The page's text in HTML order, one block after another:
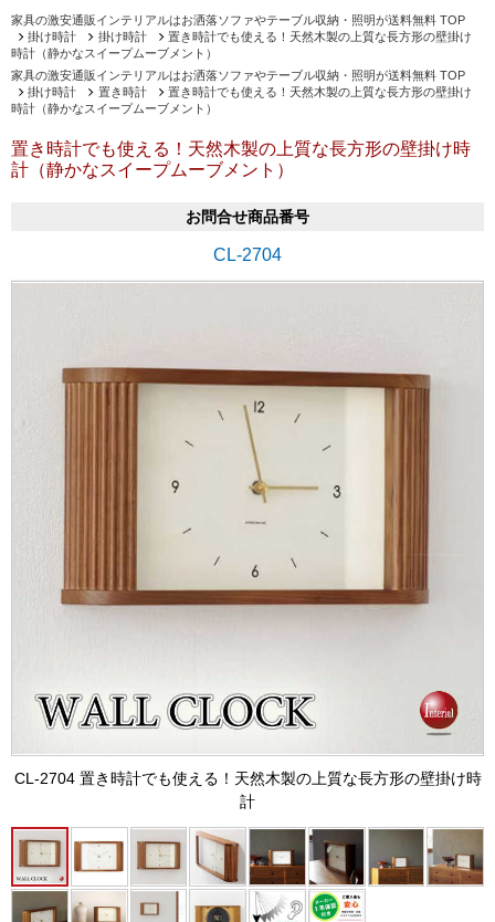
家具の激安通販インテリアルはお洒落ソファやテーブル収納・照明が送料無料 TOP
掛け時計
掛け時計
置き時計でも使える！天然木製の上質な長方形の壁掛け
時計（静かなスイープムーブメント）
家具の激安通販インテリアルはお洒落ソファやテーブル収納・照明が送料無料 TOP
掛け時計
置き時計
置き時計でも使える！天然木製の上質な長方形の壁掛け
時計（静かなスイープムーブメント）
置き時計でも使える！天然木製の上質な長方形の壁掛け時
計（静かなスイープムーブメント）
お問合せ商品番号
CL-2704
CL-2704 置き時計でも使える！天然木製の上質な長方形の壁掛け時
計